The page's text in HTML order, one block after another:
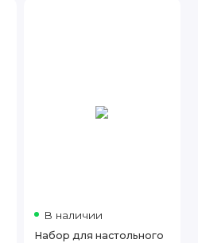
В наличии
Набор для настольного